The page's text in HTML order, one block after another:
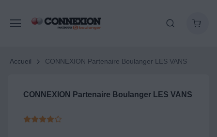
Accueil CONNEXION Partenaire Boulanger LES VANS
CONNEXION Partenaire Boulanger LES VANS